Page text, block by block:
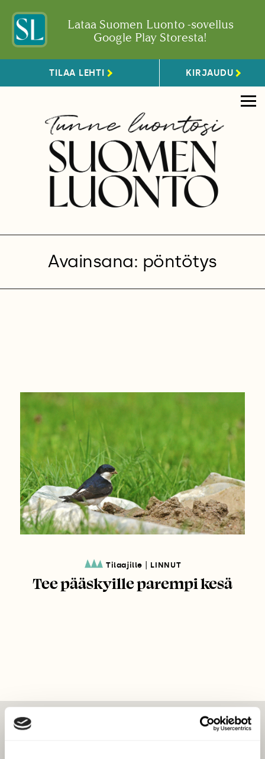
Lataa Suomen Luonto -sovellus
Google Play Storesta!
TILAA LEHTI KIRJAUDU
Avainsana: pöntötys
Tilaajille LINNUT
Tee pääskyille parempi kesä